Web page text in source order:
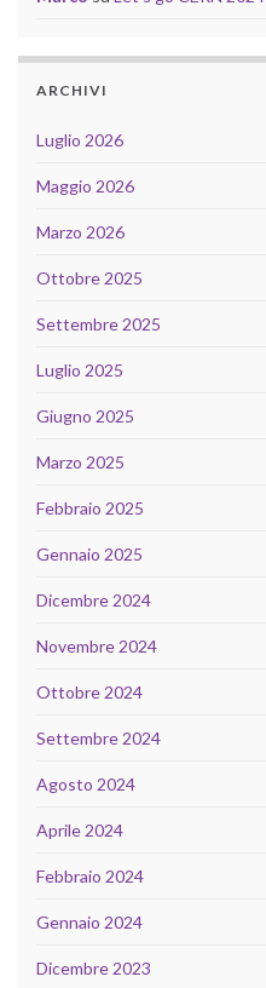
ARCHIVI
Luglio 2026
Maggio 2026
Marzo 2026
Ottobre 2025
Settembre 2025
Luglio 2025
Giugno 2025
Marzo 2025
Febbraio 2025
Gennaio 2025
Dicembre 2024
Novembre 2024
Ottobre 2024
Settembre 2024
Agosto 2024
Aprile 2024
Febbraio 2024
Gennaio 2024
Dicembre 2023